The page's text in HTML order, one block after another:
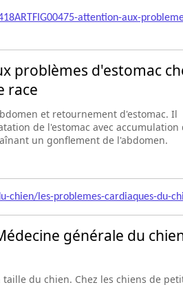
attention-aux-
problèmes d'estomac
race
et retournement d'estomac. Il
de l'estomac avec accumulation
un gonflement de l'abdomen.
les-problemes-cardiaques-du-
générale du
du chien. Chez les chiens de